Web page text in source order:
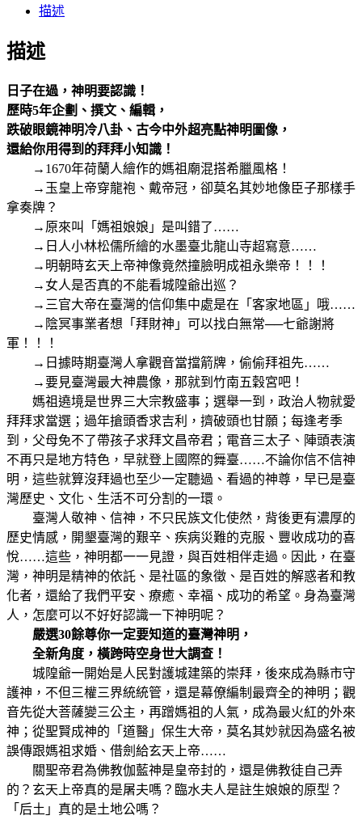
描述
描述
日子在過，神明要認識！
歷時5年企劃、撰文、編輯，
跌破眼鏡神明冷八卦、古今中外超亮點神明圖像，
還給你用得到的拜拜小知識！
→1670年荷蘭人繪作的媽祖廟混搭希臘風格！
→玉皇上帝穿龍袍、戴帝冠，卻莫名其妙地像臣子那樣手
拿奏牌？
→原來叫「媽祖娘娘」是叫錯了……
→日人小林松儒所繪的水墨臺北龍山寺超寫意……
→明朝時玄天上帝神像竟然撞臉明成祖永樂帝！！！
→女人是否真的不能看城隍爺出巡？
→三官大帝在臺灣的信仰集中處是在「客家地區」哦……
→陰冥事業者想「拜財神」可以找白無常──七爺謝將
軍！！！
→日據時期臺灣人拿觀音當擋箭牌，偷偷拜祖先……
→要見臺灣最大神農像，那就到竹南五穀宮吧！
媽祖遶境是世界三大宗教盛事；選舉一到，政治人物就愛
拜拜求當選；過年搶頭香求吉利，擠破頭也甘願；每逢考季
到，父母免不了帶孩子求拜文昌帝君；電音三太子、陣頭表演
不再只是地方特色，早就登上國際的舞臺……不論你信不信神
明，這些就算沒拜過也至少一定聽過、看過的神尊，早已是臺
灣歷史、文化、生活不可分割的一環。
臺灣人敬神、信神，不只民族文化使然，背後更有濃厚的
歷史情感，開墾臺灣的艱辛、疾病災難的克服、豐收成功的喜
悅……這些，神明都一一見證，與百姓相伴走過。因此，在臺
灣，神明是精神的依託、是社區的象徵、是百姓的解惑者和教
化者，還給了我們平安、療癒、幸福、成功的希望。身為臺灣
人，怎麼可以不好好認識一下神明呢？
嚴選30餘尊你一定要知道的臺灣神明，
全新角度，橫跨時空身世大調查！
城隍爺一開始是人民對護城建築的崇拜，後來成為縣市守
護神，不但三權三界統統管，還是幕僚編制最齊全的神明；觀
音先從大菩薩變三公主，再蹭媽祖的人氣，成為最火紅的外來
神；從聖賢成神的「道醫」保生大帝，莫名其妙就因為盛名被
誤傳跟媽祖求婚、借劍給玄天上帝……
關聖帝君為佛教伽藍神是皇帝封的，還是佛教徒自己弄
的？玄天上帝真的是屠夫嗎？臨水夫人是註生娘娘的原型？
「后土」真的是土地公嗎？